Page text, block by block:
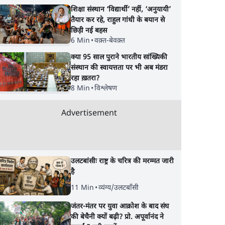
गठबंधन की अटकलें तेज
किया व्हिप
शिक्षा संस्थान ‘विद्यार्थी’ नहीं, ‘अनुयायी’
तैयार कर रहे, राहुल गांधी के बयान से
छिड़ी नई बहस
6 Min •वक़्त-बेवक़्त
क्या 95 साल पुराने भारतीय सांख्यिकी
संस्थान की स्वायत्तता पर भी अब मंडरा
रहा ख़तरा?
8 Min •विश्लेषण
Advertisement
उलटबांसीः राष्ट्र के चरित्र की मरम्मत जारी
है
11 Min •व्यंग्य/उलटबाँसी
जंतर-मंतर पर युवा आक्रोश के बाद संघ
की बेचैनी क्यों बढ़ी? प्रो. अपूर्वानंद ने